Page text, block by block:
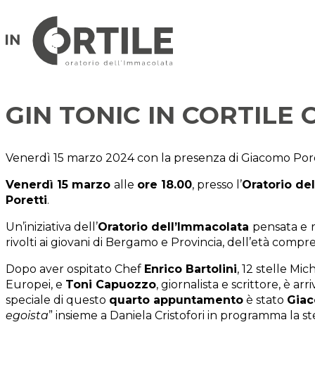
GIN TONIC IN CORTILE
Venerdì 15 marzo 2024 con la presenza di Giacomo
Venerdì 15 marzo alle ore 18.00, presso l’Oratorio
Poretti.
Un’iniziativa dell’Oratorio dell’Immacolata pensata e
rivolti ai giovani di Bergamo e Provincia, dell’età
Dopo aver ospitato Chef Enrico Bartolini, 12 stelle
Europei, e Toni Capuozzo, giornalista e scrittore, è
speciale di questo quarto appuntamento è stato
egoista” insieme a Daniela Cristofori in programma la